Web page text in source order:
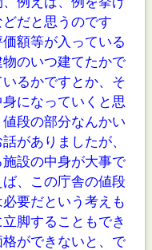
だと思うのです
額等が入っている
のいつ建てたかで
るかですとか、そ
になっていくと思
段の部分なんかい
がありましたが、
設の中身が大事で
、この庁舎の値段
要だという考えも
脚することもでき
ができないと、で